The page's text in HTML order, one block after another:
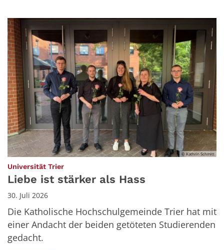
© Kathrin Schmitt
Universität Trier:
Liebe ist stärker als Hass
30. Juli 2026
Die Katholische Hochschulgemeinde Trier hat mit
einer Andacht der beiden getöteten Studierenden
gedacht.